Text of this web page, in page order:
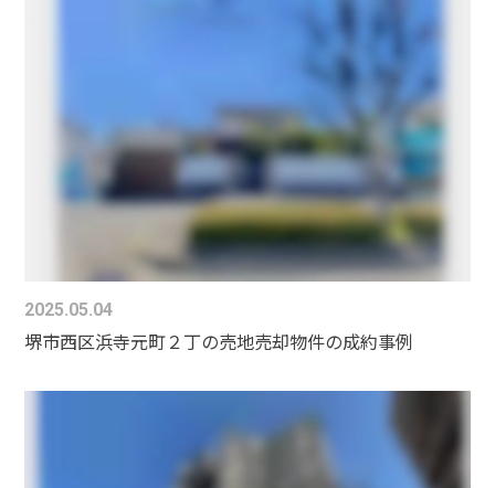
2025.05.04
堺市西区浜寺元町２丁の売地売却物件の成約事例